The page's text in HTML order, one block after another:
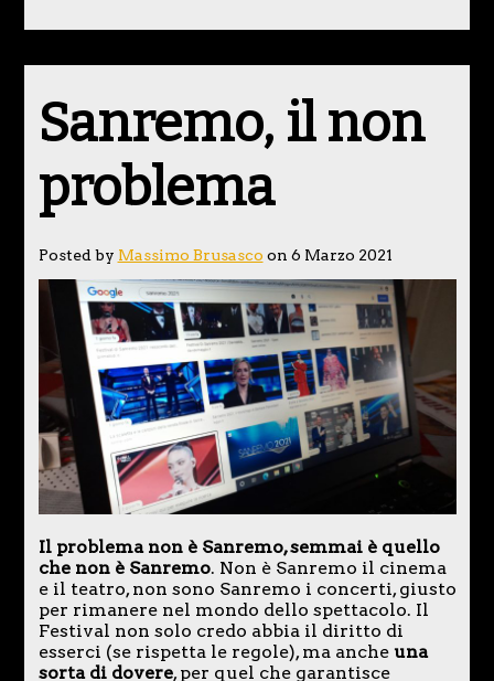
Sanremo, il non
problema
Posted by Massimo Brusasco on 6 Marzo 2021
Il problema non è Sanremo, semmai è quello
che non è Sanremo. Non è Sanremo il cinema
e il teatro, non sono Sanremo i concerti, giusto
per rimanere nel mondo dello spettacolo. Il
Festival non solo credo abbia il diritto di
esserci (se rispetta le regole), ma ancheuna
sorta di dovere, per quel che garantisce